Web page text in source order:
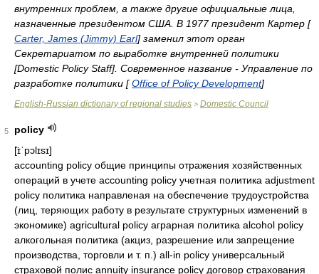
внутренних проблем, а также другие официальные лица,
назначенные президентом США. В 1977 президент Картер [
Carter, James (Jimmy) Earl] заменил этот орган
Секретариатом по выработке внутренней политики
[Domestic Policy Staff]. Современное название - Управление по
разработке политики [Office of Policy Development]
English-Russian dictionary of regional studies > Domestic Council
5
policy
[̈ɪˈpɔlɪsɪ]
accounting policy общие принципы отражения хозяйственных операций в учете accounting policy учетная политика adjustment policy политика направленая на обеспечение трудоустройства (лиц, теряющих работу в результате структурных изменений в экономике) agricultural policy аграрная политика alcohol policy алкогольная политика (акциз, разрешение или запрещение производства, торговли и т. п.) all-in policy универсальный страховой полис annuity insurance policy договор страхования ренты antiinflationary policy полит.эк. антиинфляционная политика austerity policy полит.эк. политика строгой экономии banker policy банковский страховой полис banking policy политика банка bearer policy полис на предъявителя blanket policy генеральный полис blanket policy полис, покрывающий все страховые случаи block policy постоянный полис borrowing policy кредитная политика capital contribution policy полис страхования капиталов capital insurance policy полис страхования капитала cargo policy фрахтовый полис cheap money policy политика низких процентных ставок coalition policy политика сотрудничества collective bargaining policy правила ведения переговоров о заключении коллективного договора commercial policy торговая политика compensatory fiscal policy компенсационная финансовая политика comprehensive household policy полис комбинированного страхования квартиры и имущества comprehensive policy полис комбинированного страхования consolidation policy политика слияния consumer policy политика в области защиты потребителей consumer policy потребительская политика contractionary fiscal policy жесткая финансово-кредитная политика contractionary fiscal policy жесткая фискальная политика conversion policy полис, предусматривающий возможность изменения страховой ответственности credible policy политика, заслуживающая доверия credit policy кредитная политика criminal policy уголовная полиция currency policy валютная политика data policy политика в области информационной технологии dear-money policy ограничение кредита путем повышения процентных ставок declaration policy генеральный страховой полис development policy политика развития (политический курс направленный на преимущественное развитие тех или иных областей) discount rate policy политика регулирования учетных ставок discretionary fiscal policy дискреционная финансовая политика dividend policy дивидендная политика domestic policy внутреняя политика easy monetary policy политика "дешевых" денег easy money policy политика "дешевых" денег economic policy экономическая политика educational policy политика в области образования employment policy политика обеспечения занятости endowment policy страхование на дожитие до определенного возраста environmental policy экологическая политика exchange policy валютная политика expansionary fiscal policy экспансионистская финансово-бюджетная политика expansionary fiscal policy экспансионистская фискальная политика expansionist monetary policy экспансионистская денежно-кредитная политика external monetary policy внешняя кредитно-денежная политика fidelity policy полис страхования от финансовых потерь, связанных со злоупотреблениями служащих компании financial policy финансовая политика fiscal policy финансовая политика fiscal policy финансово-бюджетная политика fiscal policy фискальная политика fisheries policy политика в области рыболовства fleet policy морской полис floating policy генеральный или постоянный полис floating policy генеральный полис for reasons of policy по политическим соображениям; tough policy твердая политика foreign exchange policy валютная политика foreign trade policy политика в области внешней торговли free policy бесплатный полис global policy глобальный страховой полис grant a policy выдавать страховой полис group policy групповой полис growth policy стратегия развития householder's comprehensive policy страх. полис страхования нескольких видов домашнего имущества по одному договору hull policy мор.страх. полис страхования корпуса судна immigrant policy иммиграционная политика income distribution policy политика распределения доходов incomes policy политика в области контроля доходов index-linked policy индексированный страховой полис individual policy личный страховой полис industrial development policy политика индустриального развития industrial policy промышленная политика innovation policy политика перемен insurance policy договор страхования insurance policy страховой полис insurance policy amount сумма страхового полиса insurance policy number номер страхового полиса interest rate policy политика в области ставок процента internal policy внутренняя политика inventory policy политика управления запасами investment policy инвестиционная политика isolation policy политика изоляции issue a policy выдавать страховой полис joint lives policy полис совместного страхования жизни joint lives policy полис страхования жизни двух или более лиц labour market policy политика рынка труда laissez-faire policy политика невмешательства государства в экономику laissez-faire policy политика свободного предпринимательства land use policy политика землепользования lapsed policy полис, действие которого прекращено досрочно last survivor policy полис лица, дожившего до определенного возраста legal policy правовая политика lending policy кредитная политика liberal trade policy политика свободной торговли life annuity policy полис пожизненной ренты life policy полис страхования жизни liquidity policy политика ликвидности loan against policy ссуда под полис loan policy кредитная политика loss policy полис страхования от потерь management policy политика руководства manpower policy кадровая политика marine insurance policy полис морского страхования marine policy полис морского страхования marketing policy политика в области сбыта marketing policy стратегия в области сбыта master policy групповой полис migration policies политика в вопросах миграции рабочей силы mixed policy смешанный полис moderate policy осторожная политика monetary policy валютная политика monetary policy денежно-кредитная политика monetary policy монетарная политика mortgage protection policy полис страхования погашения ипотечной задолженности national policy государственная политика neutrality policy политика нейтралитета nonalignment policy политика неприсоединения obstructive policy обструкционная политика omnium policy страховой полис на общую сумму open policy невалютированный полис, полис без указания стоимости предмета страхования open policy невалютированный полис open policy нетаксированный полис open-door policy политика открытых дверей original policy основной полис paging policy вчт. алгоритм замещения страниц paid-up policy оплаченный страховой полис policy политика; peace policy политика мира, мирная политика personal accident policy полис личного страхования от несчастного случая personal accident policy полис персонального страхования от несчастного случая personnel policy кадровая политика policy вчт. алгоритм распределения ресурса policy благоразумие, политичность; хитрость, ловкость policy курс policy линия поведения policy методика policy шотл. парк (вокруг усадьбы) policy поведение policy полис (страховой) policy политика, линия поведения, установка, курс policy политика; peace policy политика мира, мирная политика policy политика policy правила policy амер. род азартной игры policy вчт. стратегия policy стратегия policy страховой полис policy страховой полис policy of compromise политика компромиссов policy of court судебная практика policy of fiscal and monetary restraints политика финансовых и денежно-кредитных ограничений policy of law правовая политика policy of low interest rates политика низких процентных ставок policy of violence политика насилия premium policy полис с уплатой страховых взносов price policy ценовая политика prices policy политика цен pricing policy политика ценообразования public policy государственная политика reallotment policy политика перераздела земли reform policy политика реформ refugee policy эмиграционная политика regional policy региональная политика restrictive monetary policy ограничительная денежно-кредитная политика restrictive monetary policy ограничительная монетарная политика restrictive policy политика ограничения restrictive policy политика сдерживания restrictive trade policy политика ограничения торговли retrenchment policy политика экономии savings insurance policy договор страхования сбережений security policy вчт. стратегия защиты security policy стратегия обеспечения безопасности service policy вчт. стратегия обслуживания short-term economic policy краткосрочная экономическая политика short-term policy краткосрочная политика single-premium life policy полис страхования жизни с единовременным страховым взносом single-premium policy полис с единовременным страховым взносом social development policy политика социального развития social policy социальная политика solidary pay policy политика платежей с солидарной ответственностью stabilization policy политика стабилизации stabilization policy политика стабилизации валюты stabilization policy политика стабилизации цен stabilization policy политика стабилизации экономической конъюнктуры stabilization policy стратегия экономической стабилизации staff policy кадровая политика stationary policy вчт. стационарная стратегия structural policy структурная политика subvention policy политика в области субсидий supplementary policy дополнительный полис supply-side policy политика в области предложения survivorship policy страховой полис пережившего супруга systematic policy согласованная политика tax policy налоговая политика taxation policy политика налогообложения ticket policy типовой полис tight money policy жесткая кредитная политика tight money policy политика дорогого кредита time policy полис на срок time policy срочный полис, полис страхования на срок for reasons of policy по политическим соображениям; tough policy твердая политика tough: policy policy полит. жестки